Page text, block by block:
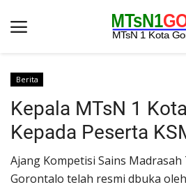
Beranda
Berita
Kontak
Berita
Kepala MTsN 1
Kepada Peserta
Ajang Kompetisi Sains
Gorontalo telah resmi dbuka